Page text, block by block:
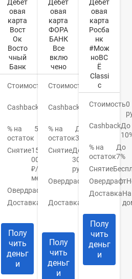
руб.
До
день
Дебет
овая
карта
Вост
Ок
Восто
чный
Банк
Стоимость
Cashback
До
% на
остаток
5.5%
Снятие150
000
₽/
мес
Овердрафт
Доставка
Полу
чить
деньг
и
Дебет
овая
карта
ФОРА
БАНК
Все
вклю
чено
Стоимость
руб.
Cashback
1,1-
% на
остаток
До
3,5%
СнятиеДо
30000
руб.
Овердрафт
500000
руб.
Доставка
14
дней
Полу
чить
деньг
и
Дебет
овая
карта
Росба
нк
#Мож
ноВС
Ё
Classi
c
Стоимость0
CashbackДо
% на
остаток
До
7%
Снятие
Овердрафт
ДоставкаНа
Полу
чить
деньг
и